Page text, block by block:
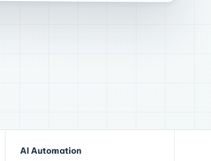
AI Automation